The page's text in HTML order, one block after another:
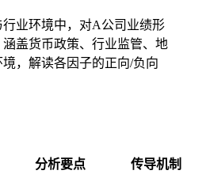
业环境中，对A公司业绩形
盖货币政策、行业监管、地
，解读各因子的正向/负向
分析要点 传导机制